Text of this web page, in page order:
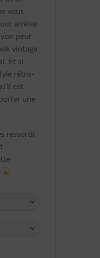
vous
arrêter
peur
vintage
Et si
rétro-
est
une
ressortir